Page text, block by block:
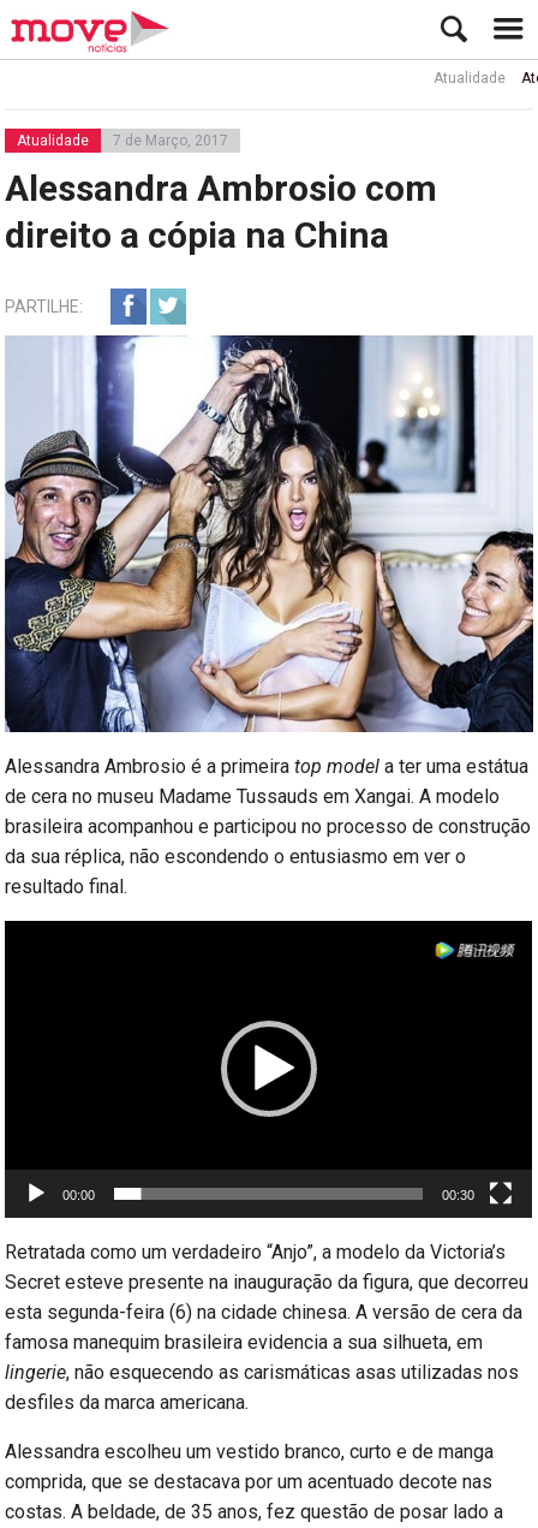
Atualidade Ator Rui
Atualidade 7 de Março, 2017
Alessandra Ambrosio com
direito a cópia na China
PARTILHE:
Alessandra Ambrosio é a primeiratop model a ter uma estátua
de cera no museu Madame Tussauds em Xangai. A modelo
brasileira acompanhou e participou no processo de construção
da sua réplica, não escondendo o entusiasmo em ver o
resultado final.
00:00 00:30
Retratada como um verdadeiro “Anjo”, a modelo da Victoria’s
Secret esteve presente na inauguração da figura, que decorreu
esta segunda-feira (6) na cidade chinesa. A versão de cera da
famosa manequim brasileira evidencia a sua silhueta, em
lingerie, não esquecendo as carismáticas asas utilizadas nos
desfiles da marca americana.
Alessandra escolheu um vestido branco, curto e de manga
comprida, que se destacava por um acentuado decote nas
costas. A beldade, de 35 anos, fez questão de posar lado a